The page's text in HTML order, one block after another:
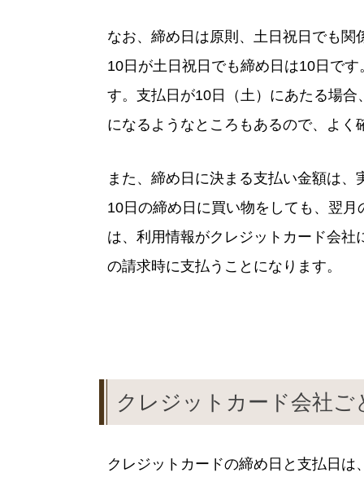
なお、締め日は原則、土日祝日でも
10日が土日祝日でも締め日は10日で
す。支払日が10日（土）にあたる場
になるようなところもあるので、よく
また、締め日に決まる支払い金額は
10日の締め日に買い物をしても、翌
は、利用情報がクレジットカード会
の請求時に支払うことになります。
クレジットカード会社
クレジットカードの締め日と支払日